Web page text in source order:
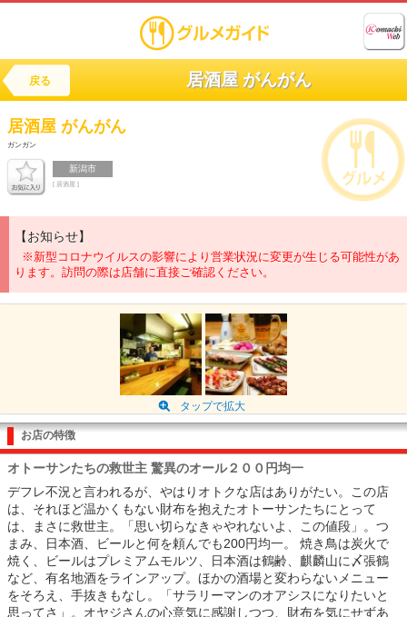
戻る 居酒屋 がんがん
居酒屋 がんがん
ガンガン
新潟市
[ 居酒屋 ]
【お知らせ】
※新型コロナウイルスの影響により営業状況に変更が生じる可能性があ
ります。訪問の際は店舗に直接ご確認ください。
タップで拡大
お店の特徴
オトーサンたちの救世主 驚異のオール２００円均一
デフレ不況と言われるが、やはりオトクな店はありがたい。この店
は、それほど温かくもない財布を抱えたオトーサンたちにとって
は、まさに救世主。「思い切らなきゃやれないよ、この値段」。つ
まみ、日本酒、ビールと何を頼んでも200円均一。 焼き鳥は炭火で
焼く、ビールはプレミアムモルツ、日本酒は鶴齢、麒麟山に〆張鶴
など、有名地酒をラインアップ。ほかの酒場と変わらないメニュー
をそろえ、手抜きもなし。「サラリーマンのオアシスになりたいと
思ってさ」。オヤジさんの心意気に感謝しつつ、財布を気にせずあ